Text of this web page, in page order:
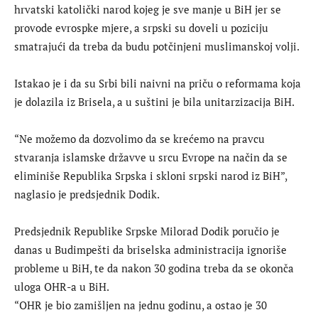
hrvatski katolički narod kojeg je sve manje u BiH jer se
provode evrospke mjere, a srpski su doveli u poziciju
smatrajući da treba da budu potčinjeni muslimanskoj volji.
Istakao je i da su Srbi bili naivni na priču o reformama koja
je dolazila iz Brisela, a u suštini je bila unitarzizacija BiH.
“Ne možemo da dozvolimo da se krećemo na pravcu
stvaranja islamske državve u srcu Evrope na način da se
eliminiše Republika Srpska i skloni srpski narod iz BiH”,
naglasio je predsjednik Dodik.
Predsjednik Republike Srpske Milorad Dodik poručio je
danas u Budimpešti da briselska administracija ignoriše
probleme u BiH, te da nakon 30 godina treba da se okonča
uloga OHR-a u BiH.
“OHR je bio zamišljen na jednu godinu, a ostao je 30